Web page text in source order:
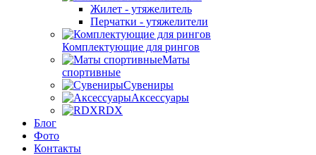
Жилет - утяжелитель
Перчатки - утяжелители
Комплектующие для рингов
Маты
спортивные
Сувениры
Аксессуары
RDX
Блог
Фото
Контакты